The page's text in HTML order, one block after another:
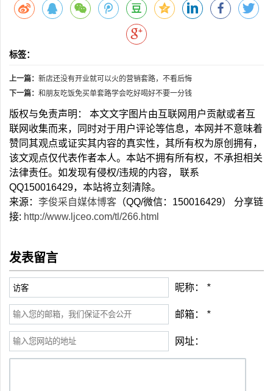
标签：
上一篇： 新店还没有开业就可以火的营销套路，不看后悔
下一篇： 和朋友吃饭免买单套路学会吃好喝好不要一分钱
版权与免责声明： 本文文字图片由互联网用户贡献或者互
联网收集而来，同时对于用户评论等信息，本网并不意味着
赞同其观点或证实其内容的真实性，其所有权为原创拥有，
该文观点仅代表作者本人。本站不拥有所有权，不承担相关
法律责任。如发现有侵权/违规的内容， 联系
QQ150016429，本站将立刻清除。
来源： 李俊采自媒体博客 （QQ/微信：150016429） 分享链
接: http://www.ljceo.com/tl/266.html
发表留言
昵称： *
邮箱： *
网址：